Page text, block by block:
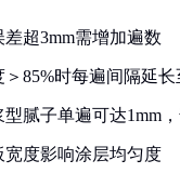
差超3mm需增加遍数
＞85%时每遍间隔延长
型腻子单遍可达1mm
宽度影响涂层均匀度